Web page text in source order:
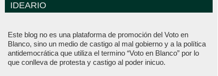
IDEARIO
Este blog no es una plataforma de promoción del Voto en
Blanco, sino un medio de castigo al mal gobierno y a la política
antidemocrática que utiliza el termino “Voto en Blanco” por lo
que conlleva de protesta y castigo al poder inicuo.